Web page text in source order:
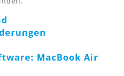
MacBook Air